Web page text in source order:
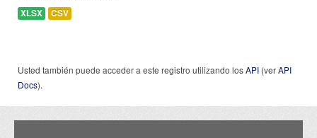
XLSX CSV
Usted también puede acceder a este registro utilizando losAPI (verAPI
Docs).